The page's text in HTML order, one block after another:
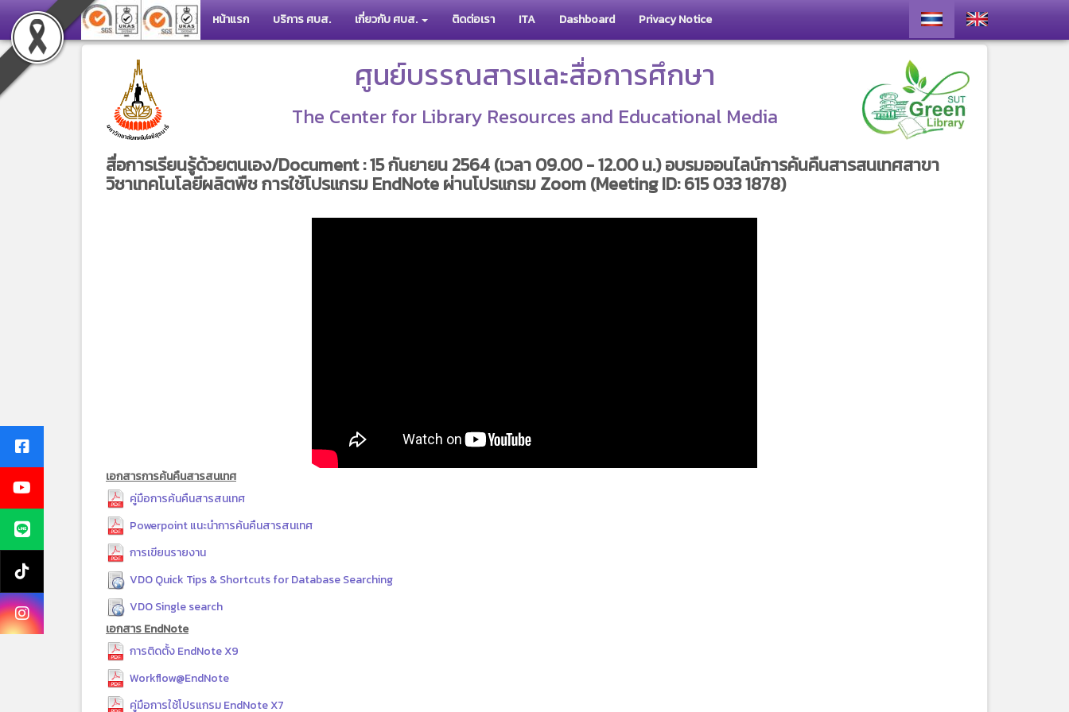
หน้าแรก บริการ ศบส. เกี่ยวกับ ศบส. ติดต่อเรา ITA Dashboard Privacy Notice
ศูนย์บรรณสารและสื่อการศึกษา
The Center for Library Resources and Educational Media
สื่อการเรียนรู้ด้วยตนเอง/Document : 15 กันยายน 2564 (เวลา 09.00 - 12.00 น.) อบรมออนไลน์การค้นคืนสารสนเทศสาขา
วิชาเทคโนโลยีผลิตพืช การใช้โปรแกรม EndNote ผ่านโปรแกรม Zoom (Meeting ID: 615 033 1878)
เอกสารการค้นคืนสารสนเทศ
คู่มือการค้นคืนสารสนเทศ
Powerpoint แนะนำการค้นคืนสารสนเทศ
การเขียนรายงาน
VDO Quick Tips & Shortcuts for Database Searching
VDO Single search
เอกสาร EndNote
การติดตั้ง EndNote X9
Workflow@EndNote
คู่มือการใช้โปรแกรม EndNote X7